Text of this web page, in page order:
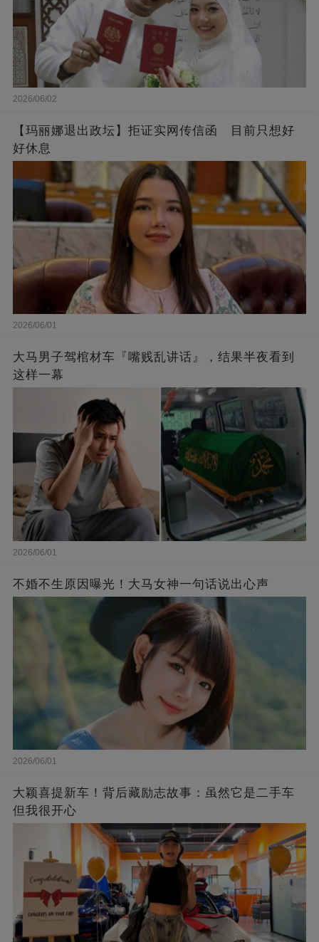
2026/06/02
【玛丽娜退出政坛】拒证实网传信函 目前只想好
好休息
2026/06/01
大马男子驾棺材车『嘴贱乱讲话』，结果半夜看到
这样一幕
2026/06/01
不婚不生原因曝光！大马女神一句话说出心声
2026/06/01
大颖喜提新车！背后藏励志故事：虽然它是二手车
但我很开心